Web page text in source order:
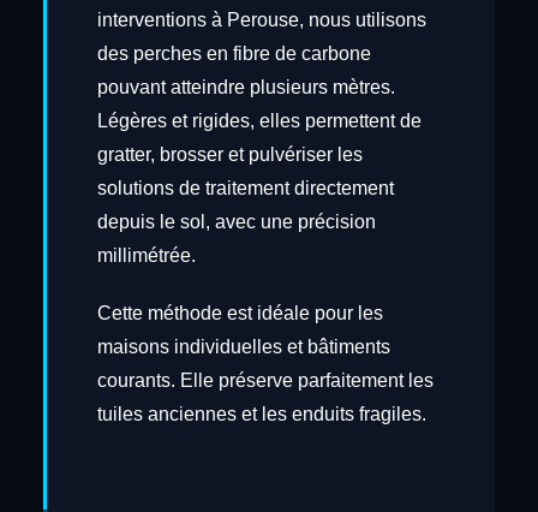
interventions à Perouse, nous utilisons
des perches en fibre de carbone
pouvant atteindre plusieurs mètres.
Légères et rigides, elles permettent de
gratter, brosser et pulvériser les
solutions de traitement directement
depuis le sol, avec une précision
millimétrée.
Cette méthode est idéale pour les
maisons individuelles et bâtiments
courants. Elle préserve parfaitement les
tuiles anciennes et les enduits fragiles.